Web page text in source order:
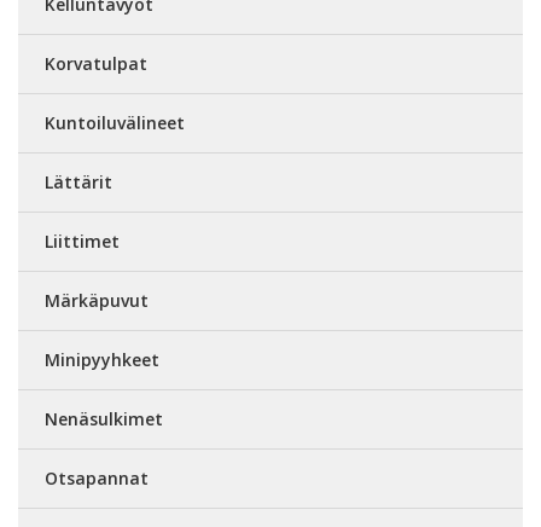
Korvatulpat
Kuntoiluvälineet
Lättärit
Liittimet
Märkäpuvut
Minipyyhkeet
Nenäsulkimet
Otsapannat